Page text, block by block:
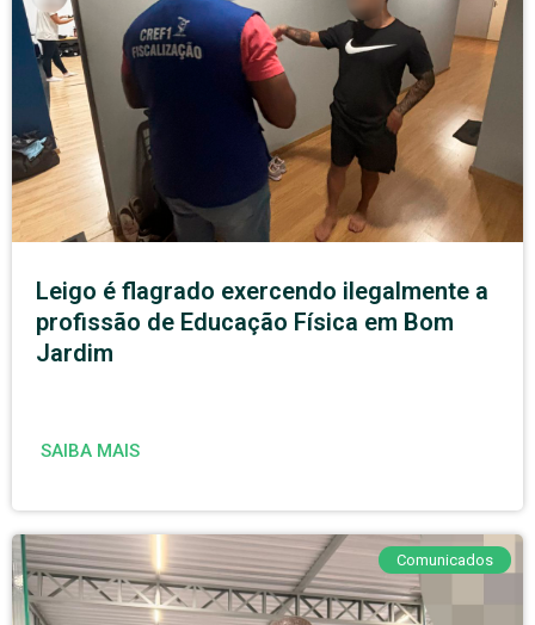
Leigo é flagrado exercendo ilegalmente a
profissão de Educação Física em Bom
Jardim
SAIBA MAIS
Comunicados